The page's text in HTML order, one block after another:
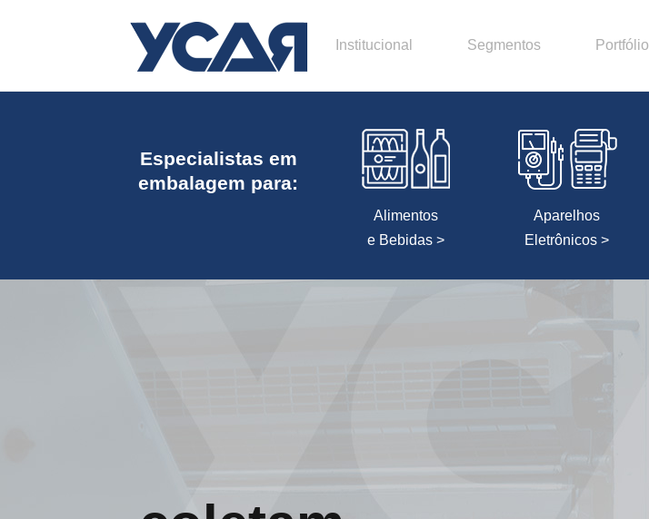
Institucional Segmentos Portfólio
Especialistas em
embalagem para:
Alimentos
e Bebidas >
Aparelhos
Eletrônicos >